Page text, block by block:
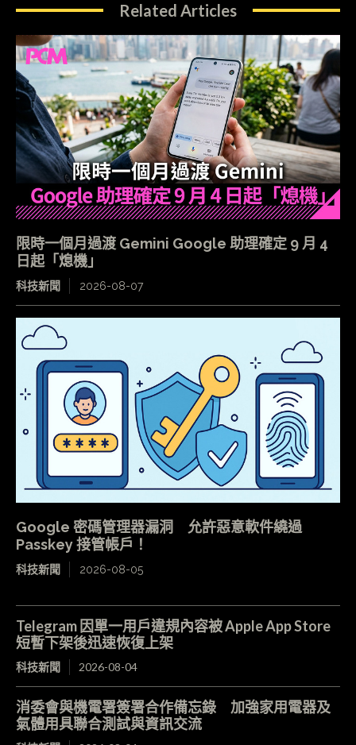
Related Articles
限時一個月過渡 Gemini Google 助理確定 9 月 4
日起「熄機」
科技新聞 2026-08-07
Google 密碼管理器漏洞 允許惡意軟件繞過
Passkey 接管帳戶！
科技新聞 2026-08-05
Telegram 因單一用戶違規內容被 Apple App Store
短暫下架後迅速恢復上架
科技新聞 2026-08-04
消委會與機電署簽署合作備忘錄 加強家用電器及
氣體用具聯合測試與資訊交流